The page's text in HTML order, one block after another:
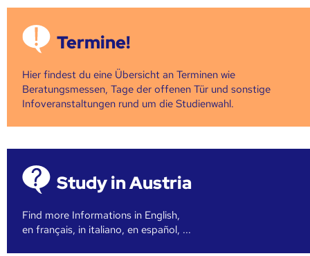
Termine!
Hier findest du eine Übersicht an Terminen wie
Beratungsmessen, Tage der offenen Tür und sonstige
Infoveranstaltungen rund um die Studienwahl.
Study in Austria
Find more Informations in English,
en français, in italiano, en español, ...